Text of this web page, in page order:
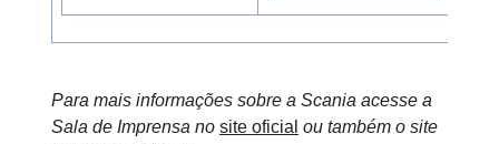
Para mais informações sobre a Scania acesse a
Sala de Imprensa no site oficial ou também o site